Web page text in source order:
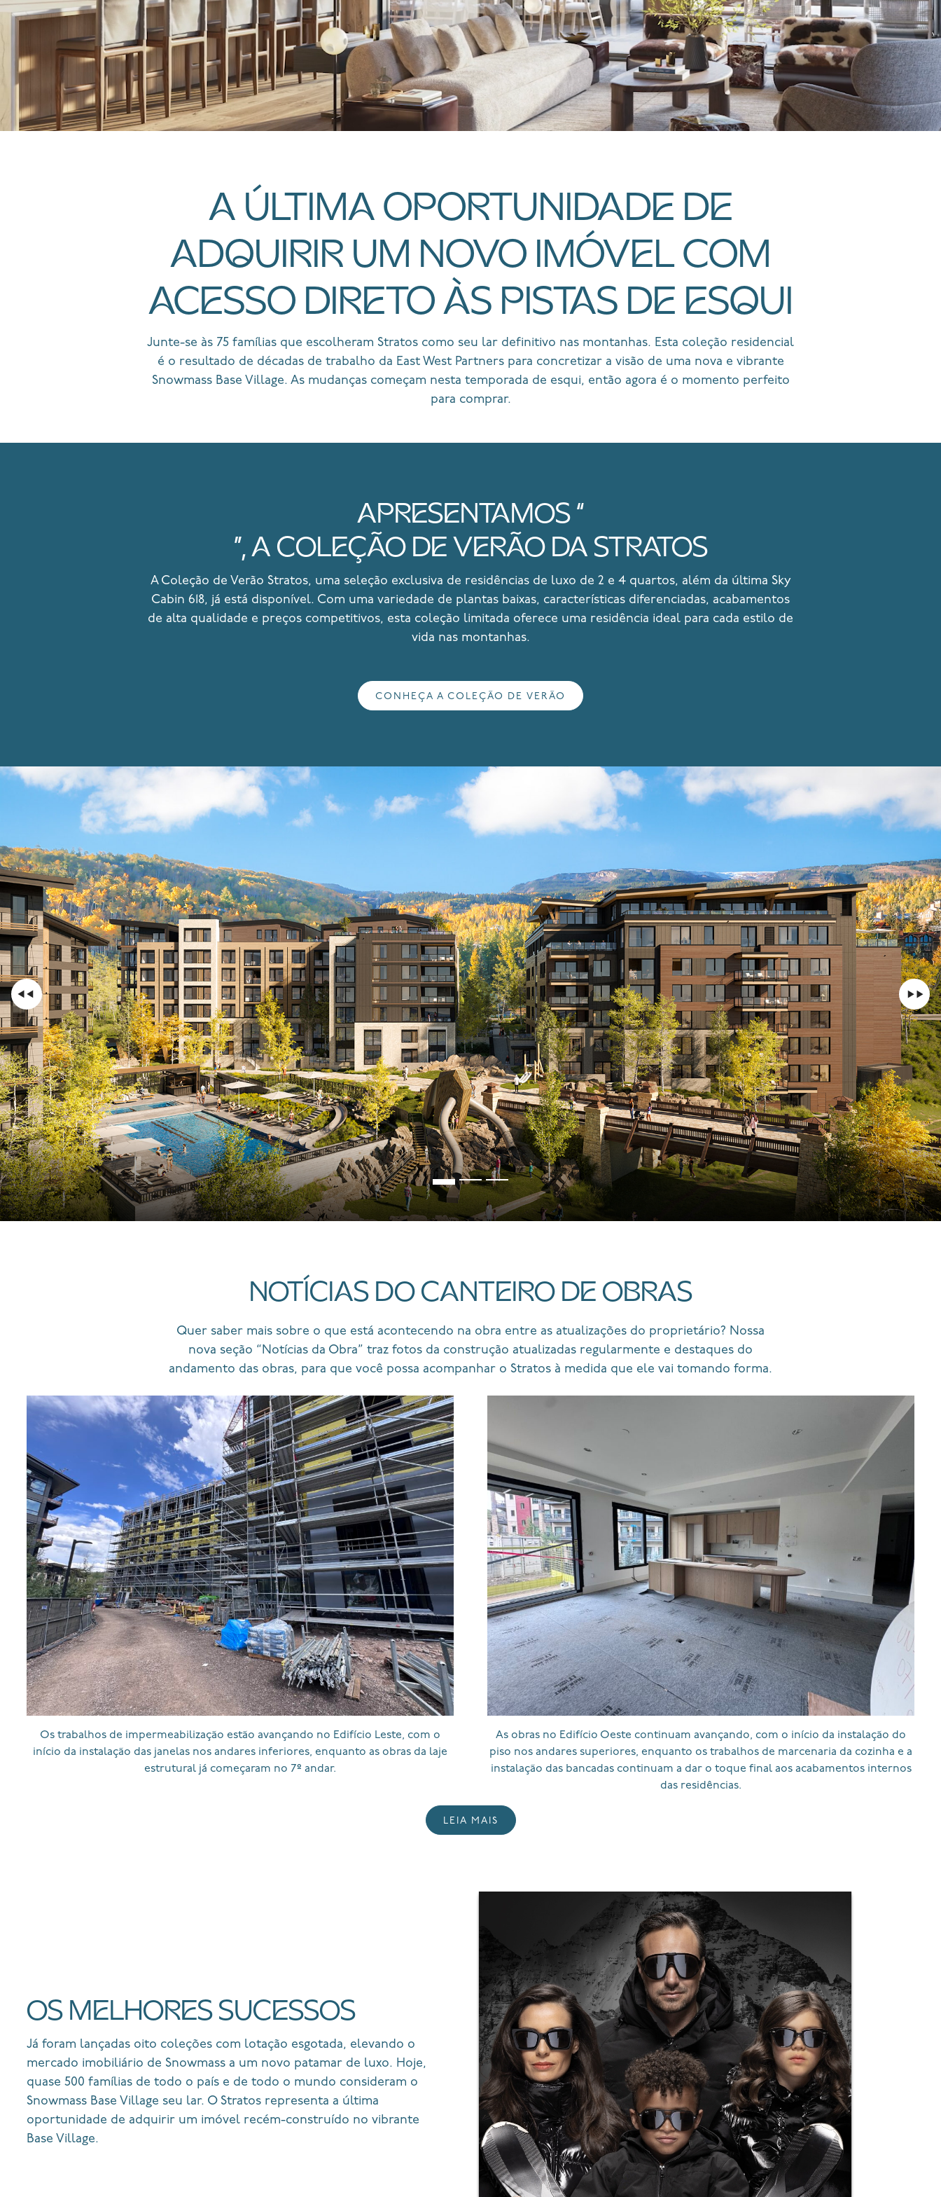
A ÚLTIMA OPORTUNIDADE DE
ADQUIRIR UM NOVO IMÓVEL COM
ACESSO DIRETO ÀS PISTAS DE ESQUI
Junte-se às 75 famílias que escolheram Stratos como seu lar definitivo nas montanhas. Esta coleção residencial
é o resultado de décadas de trabalho da East West Partners para concretizar a visão de uma nova e vibrante
Snowmass Base Village. As mudanças começam nesta temporada de esqui, então agora é o momento perfeito
para comprar.
APRESENTAMOS “
”, A COLEÇÃO DE VERÃO DA STRATOS
A Coleção de Verão Stratos, uma seleção exclusiva de residências de luxo de 2 e 4 quartos, além da última Sky
Cabin 618, já está disponível. Com uma variedade de plantas baixas, características diferenciadas, acabamentos
de alta qualidade e preços competitivos, esta coleção limitada oferece uma residência ideal para cada estilo de
vida nas montanhas.
CONHEÇA A COLEÇÃO DE VERÃO
NOTÍCIAS DO CANTEIRO DE OBRAS
Quer saber mais sobre o que está acontecendo na obra entre as atualizações do proprietário? Nossa
nova seção “Notícias da Obra” traz fotos da construção atualizadas regularmente e destaques do
andamento das obras, para que você possa acompanhar o Stratos à medida que ele vai tomando forma.
Os trabalhos de impermeabilização estão avançando no Edifício Leste, com o
início da instalação das janelas nos andares inferiores, enquanto as obras da laje
estrutural já começaram no 7º andar.
As obras no Edifício Oeste continuam avançando, com o início da instalação do
piso nos andares superiores, enquanto os trabalhos de marcenaria da cozinha e a
instalação das bancadas continuam a dar o toque final aos acabamentos internos
das residências.
LEIA MAIS
OS MELHORES SUCESSOS
Já foram lançadas oito coleções com lotação esgotada, elevando o
mercado imobiliário de Snowmass a um novo patamar de luxo. Hoje,
quase 500 famílias de todo o país e de todo o mundo consideram o
Snowmass Base Village seu lar. O Stratos representa a última
oportunidade de adquirir um imóvel recém-construído no vibrante
Base Village.